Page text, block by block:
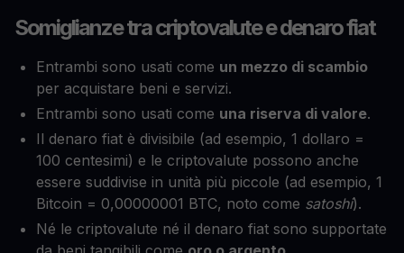
Somiglianze tra criptovalute e denaro fiat
Entrambi sono usati come un mezzo di scambio
per acquistare beni e servizi.
Entrambi sono usati come una riserva di valore.
Il denaro fiat è divisibile (ad esempio, 1 dollaro =
100 centesimi) e le criptovalute possono anche
essere suddivise in unità più piccole (ad esempio, 1
Bitcoin = 0,00000001 BTC, noto come satoshi).
Né le criptovalute né il denaro fiat sono supportate